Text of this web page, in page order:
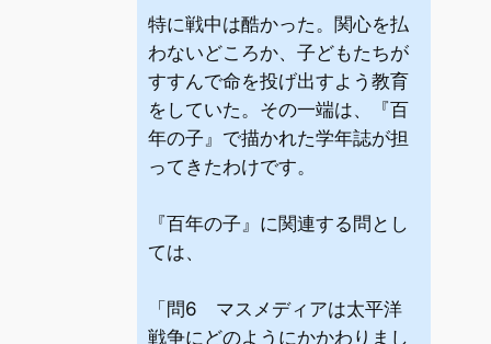
特に戦中は酷かった。関心を払
わないどころか、子どもたちが
すすんで命を投げ出すよう教育
をしていた。その一端は、『百
年の子』で描かれた学年誌が担
ってきたわけです。
『百年の子』に関連する問とし
ては、
「問6 マスメディアは太平洋
戦争にどのようにかかわりまし